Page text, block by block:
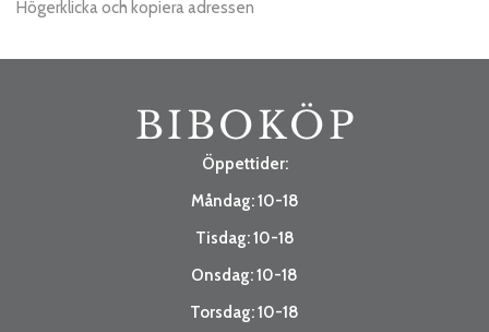
Högerklicka och kopiera adressen
Öppettider:
Måndag: 10-18
Tisdag: 10-18
Onsdag: 10-18
Torsdag: 10-18